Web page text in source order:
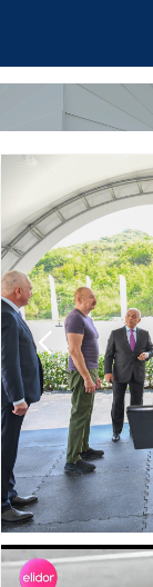
Prezident
Slide 9 of 10.